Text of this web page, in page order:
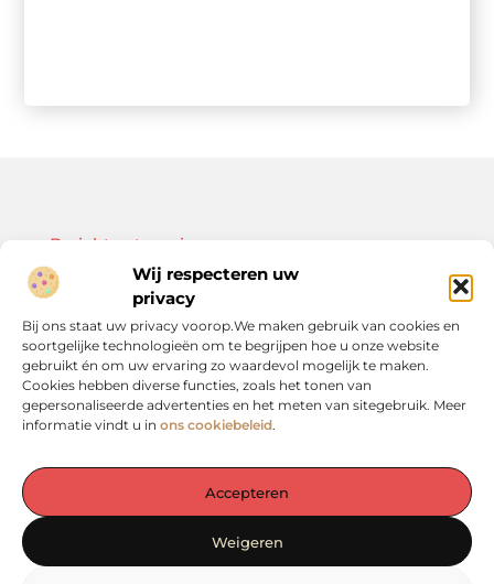
Wij respecteren uw
privacy
Bij ons staat uw privacy voorop.We maken gebruik van cookies en
soortgelijke technologieën om te begrijpen hoe u onze website
gebruikt én om uw ervaring zo waardevol mogelijk te maken.
Cookies hebben diverse functies, zoals het tonen van
gepersonaliseerde advertenties en het meten van sitegebruik. Meer
informatie vindt u in ons cookiebeleid.
Accepteren
Weigeren
— Laat je verrassen door waardevolle inzichten, praktische tips en
inspirerende verhalen. Alles op één rustige en overzichtelijke plek.
Onze informatie
Bericht categorie